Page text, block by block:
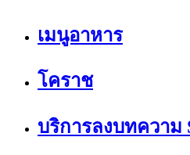
เมนูอาหาร
โคราช
บริการลงบทความ